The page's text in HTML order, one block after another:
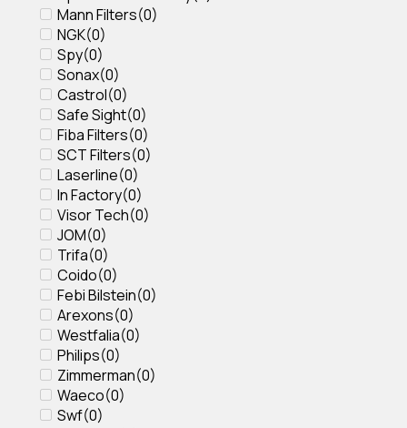
Mann Filters(0)
NGK(0)
Spy(0)
Sonax(0)
Castrol(0)
Safe Sight(0)
Fiba Filters(0)
SCT Filters(0)
Laserline(0)
In Factory(0)
Visor Tech(0)
JOM(0)
Trifa(0)
Coido(0)
Febi Bilstein(0)
Arexons(0)
Westfalia(0)
Philips(0)
Zimmerman(0)
Waeco(0)
Swf(0)